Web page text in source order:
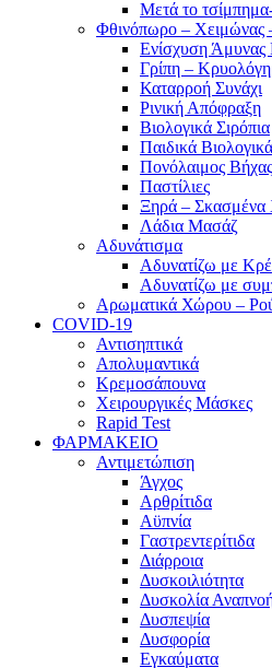
Μετά το
Φθινόπωρο – Χειμώνας
Ενίσχυση
Γρίπη –
Καταρροή Συνάχι
Ρινική Απόφραξη
Βιολογικά Σιρόπια
Παιδικά
Πονόλαιμος
Παστίλιες
Ξηρά – Σκασμένα
Λάδια Μασάζ
Αδυνάτισμα
Αδυνατίζω με
Αδυνατίζω με
Αρωματικά Χώρου –
COVID-19
Αντισηπτικά
Απολυμαντικά
Κρεμοσάπουνα
Χειρουργικές Μάσκες
Rapid Test
ΦΑΡΜΑΚΕΙΟ
Αντιμετώπιση
Άγχος
Αρθρίτιδα
Αϋπνία
Γαστρεντερίτιδα
Διάρροια
Δυσκοιλιότητα
Δυσκολία
Δυσπεψία
Δυσφορία
Εγκαύματα